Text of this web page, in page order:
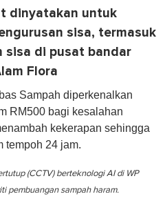
dinyatakan untuk
sisa, termasuk
sisa di pusat bandar
Flora
Sampah diperkenalkan
RM500 bagi kesalahan
kekerapan sehingga
tempoh 24 jam.
(CCTV) berteknologi AI di WP
pembuangan sampah haram.